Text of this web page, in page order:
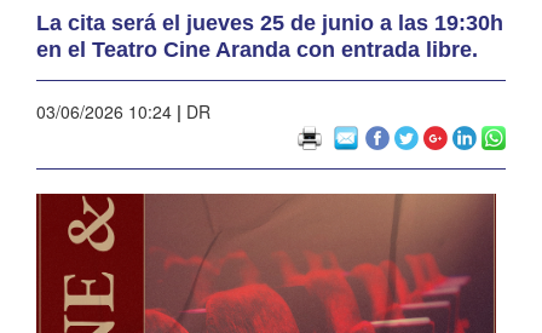
La cita será el jueves 25 de junio a las 19:30h
en el Teatro Cine Aranda con entrada libre.
03/06/2026 10:24 | DR